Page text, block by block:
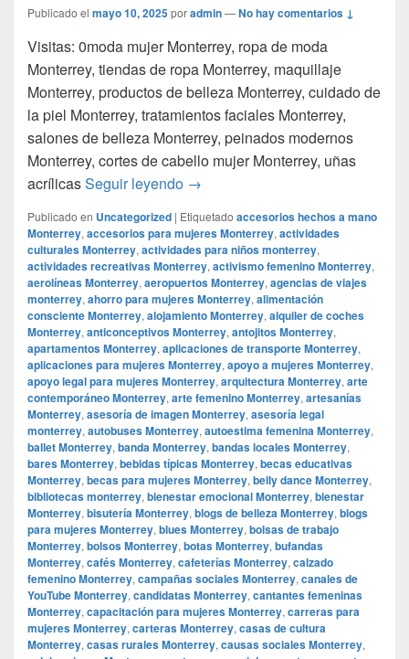
Publicado el mayo 10, 2025poradmin—No hay comentarios ↓
Visitas: 0moda mujer Monterrey, ropa de moda
Monterrey, tiendas de ropa Monterrey, maquillaje
Monterrey, productos de belleza Monterrey, cuidado de
la piel Monterrey, tratamientos faciales Monterrey,
salones de belleza Monterrey, peinados modernos
Monterrey, cortes de cabello mujer Monterrey, uñas
acrílicasSeguir leyendo Smoke Shop Monterrey
→
Publicado en Uncategorized | Etiquetado accesorios hechos a mano
Monterrey, accesorios para mujeres Monterrey, actividades
culturales Monterrey, actividades para niños monterrey,
actividades recreativas Monterrey, activismo femenino Monterrey,
aerolíneas Monterrey, aeropuertos Monterrey, agencias de viajes
monterrey, ahorro para mujeres Monterrey, alimentación
consciente Monterrey, alojamiento Monterrey, alquiler de coches
Monterrey, anticonceptivos Monterrey, antojitos Monterrey,
apartamentos Monterrey, aplicaciones de transporte Monterrey,
aplicaciones para mujeres Monterrey, apoyo a mujeres Monterrey,
apoyo legal para mujeres Monterrey, arquitectura Monterrey, arte
contemporáneo Monterrey, arte femenino Monterrey, artesanías
Monterrey, asesoría de imagen Monterrey, asesoría legal
monterrey, autobuses Monterrey, autoestima femenina Monterrey,
ballet Monterrey, banda Monterrey, bandas locales Monterrey,
bares Monterrey, bebidas típicas Monterrey, becas educativas
Monterrey, becas para mujeres Monterrey, belly dance Monterrey,
bibliotecas monterrey, bienestar emocional Monterrey, bienestar
Monterrey, bisutería Monterrey, blogs de belleza Monterrey, blogs
para mujeres Monterrey, blues Monterrey, bolsas de trabajo
Monterrey, bolsos Monterrey, botas Monterrey, bufandas
Monterrey, cafés Monterrey, cafeterías Monterrey, calzado
femenino Monterrey, campañas sociales Monterrey, canales de
YouTube Monterrey, candidatas Monterrey, cantantes femeninas
Monterrey, capacitación para mujeres Monterrey, carreras para
mujeres Monterrey, carteras Monterrey, casas de cultura
Monterrey, casas rurales Monterrey, causas sociales Monterrey,